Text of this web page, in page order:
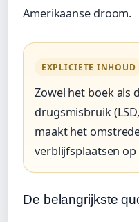
Amerikaanse droom.
EXPLICIETE INHOUD
Zowel het boek als
drugsmisbruik
maakt het
verblijfsplaatsen
De belangrijkste